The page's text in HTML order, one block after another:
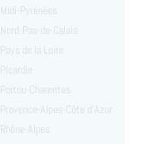
Midi-Pyrénées
Nord-Pas-de-Calais
Pays de la Loire
Picardie
Poitou-Charentes
Provence-Alpes-Côte d'Azur
Rhône-Alpes